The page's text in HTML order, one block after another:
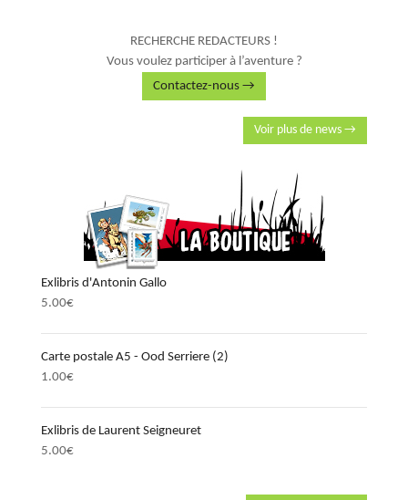
RECHERCHE REDACTEURS !
Vous voulez participer à l’aventure ?
Contactez-nous →
Voir plus de news →
Exlibris d'Antonin Gallo
5.00€
Carte postale A5 - Ood Serriere (2)
1.00€
Exlibris de Laurent Seigneuret
5.00€